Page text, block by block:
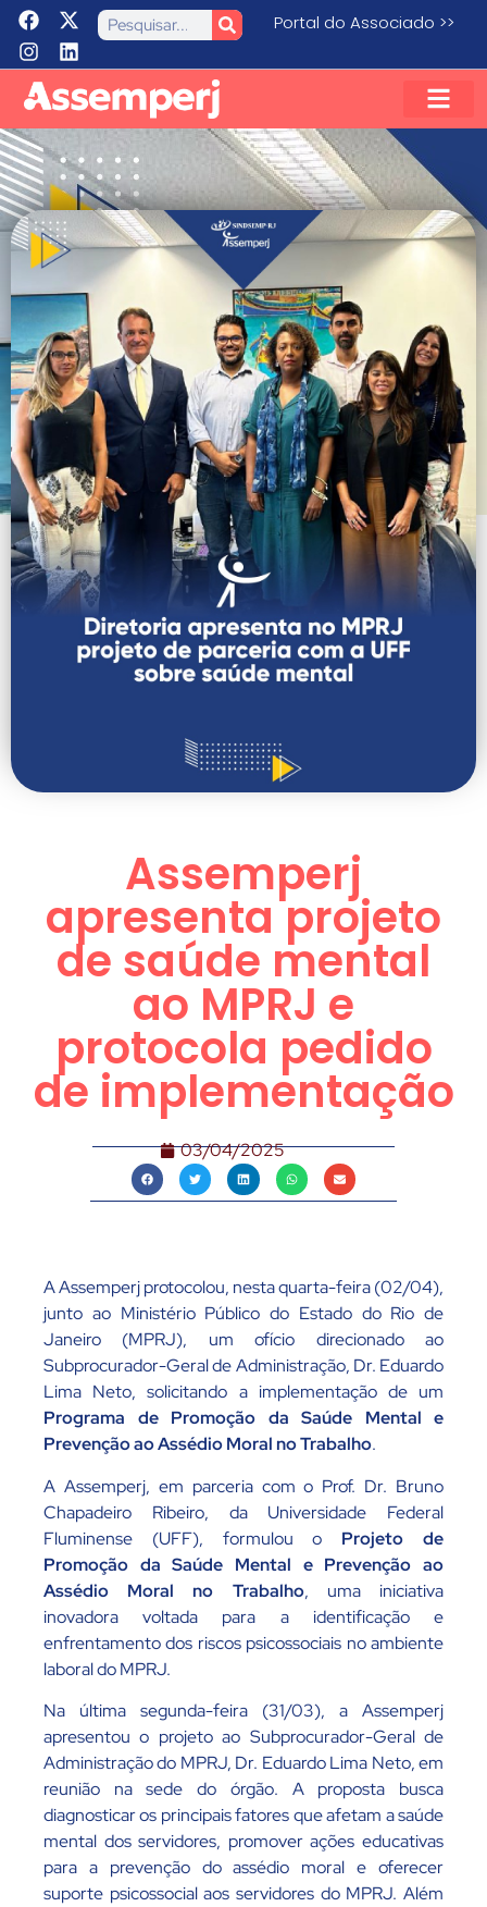
Portal do Associado >>
Assemperj
apresenta projeto
de saúde mental
ao MPRJ e
protocola pedido
de implementação
03/04/2025
A Assemperj protocolou, nesta quarta-feira (02/04),
junto ao Ministério Público do Estado do Rio de
Janeiro (MPRJ), um ofício direcionado ao
Subprocurador-Geral de Administração, Dr. Eduardo
Lima Neto, solicitando a implementação de um
Programa de Promoção da Saúde Mental e
Prevenção ao Assédio Moral no Trabalho.
A Assemperj, em parceria com o Prof. Dr. Bruno
Chapadeiro Ribeiro, da Universidade Federal
Fluminense (UFF), formulou o Projeto de
Promoção da Saúde Mental e Prevenção ao
Assédio Moral no Trabalho, uma iniciativa
inovadora voltada para a identificação e
enfrentamento dos riscos psicossociais no ambiente
laboral do MPRJ.
Na última segunda-feira (31/03), a Assemperj
apresentou o projeto ao Subprocurador-Geral de
Administração do MPRJ, Dr. Eduardo Lima Neto, em
reunião na sede do órgão. A proposta busca
diagnosticar os principais fatores que afetam a saúde
mental dos servidores, promover ações educativas
para a prevenção do assédio moral e oferecer
suporte psicossocial aos servidores do MPRJ. Além